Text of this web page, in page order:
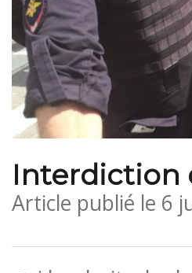
Interdiction
Article publié le 6